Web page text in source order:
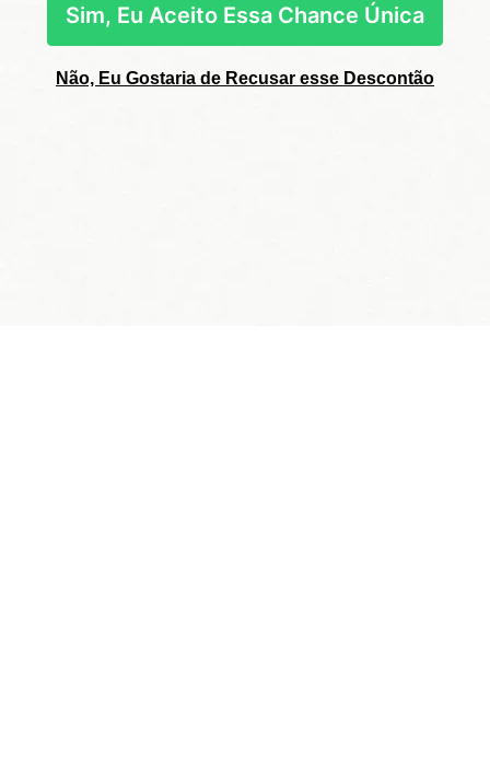
Sim, Eu Aceito Essa Chance Única
Não, Eu Gostaria de Recusar esse Descontão